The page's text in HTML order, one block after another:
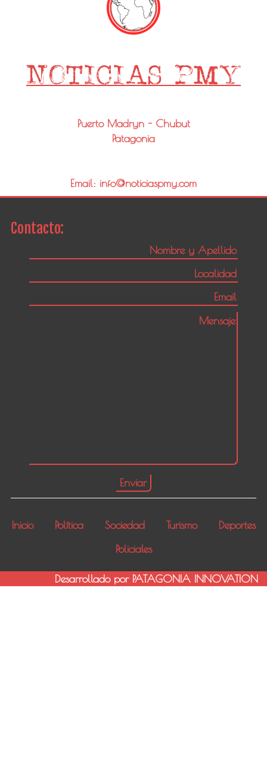
Puerto Madryn - Chubut
Patagonia
Email: info@noticiaspmy.com
Contacto:
Inicio Política Sociedad Turismo
Deportes
Policiales
Desarrollado por PATAGONIA INNOVATION